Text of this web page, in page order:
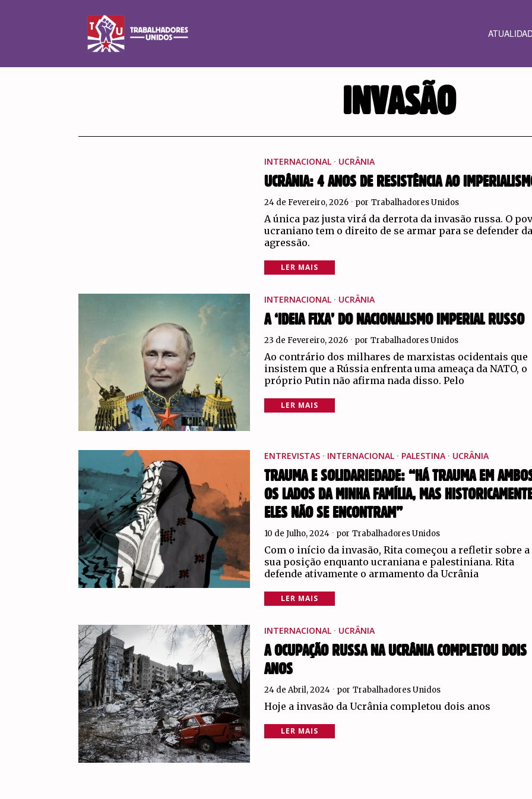
INVASÃO
INTERNACIONAL · UCRÂNIA
UCRÂNIA: 4 ANOS DE RESISTÊNCIA AO
24 de Fevereiro, 2026 por Trabalhadores Unidos
A única paz justa virá da derrota da invasão russa. O
ucraniano tem o direito de se armar para se defender
agressão.
LER MAIS
INTERNACIONAL · UCRÂNIA
A ‘IDEIA FIXA’ DO NACIONALISMO IMPERIAL RUSSO
23 de Fevereiro, 2026 por Trabalhadores Unidos
Ao contrário dos milhares de marxistas ocidentais que
insistem que a Rússia enfrenta uma ameaça da NATO, o
próprio Putin não afirma nada disso. Pelo
LER MAIS
ENTREVISTAS · INTERNACIONAL · PALESTINA · UCRÂNIA
TRAUMA E SOLIDARIEDADE: “HÁ TRAUMA EM
OS LADOS DA MINHA FAMÍLIA, MAS
ELES NÃO SE ENCONTRAM”
10 de Julho, 2024 por Trabalhadores Unidos
Com o início da invasão, Rita começou a refletir sobre a
sua posição enquanto ucraniana e palestiniana. Rita
defende ativamente o armamento da Ucrânia
LER MAIS
INTERNACIONAL · UCRÂNIA
A OCUPAÇÃO RUSSA NA UCRÂNIA COMPLETOU DOIS
ANOS
24 de Abril, 2024 por Trabalhadores Unidos
Hoje a invasão da Ucrânia completou dois anos
LER MAIS